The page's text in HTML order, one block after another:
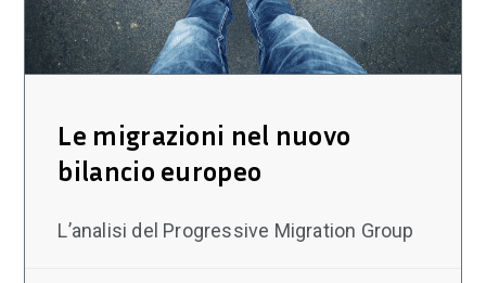
Le migrazioni nel nuovo
bilancio europeo
L’analisi del Progressive Migration Group